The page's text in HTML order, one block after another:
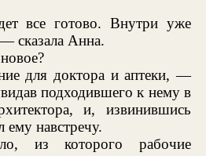
все готово. Внутри уже
сказала Анна.
для доктора и аптеки, —
подходившего к нему в
и, извинившись
навстречу.
из которого рабочие